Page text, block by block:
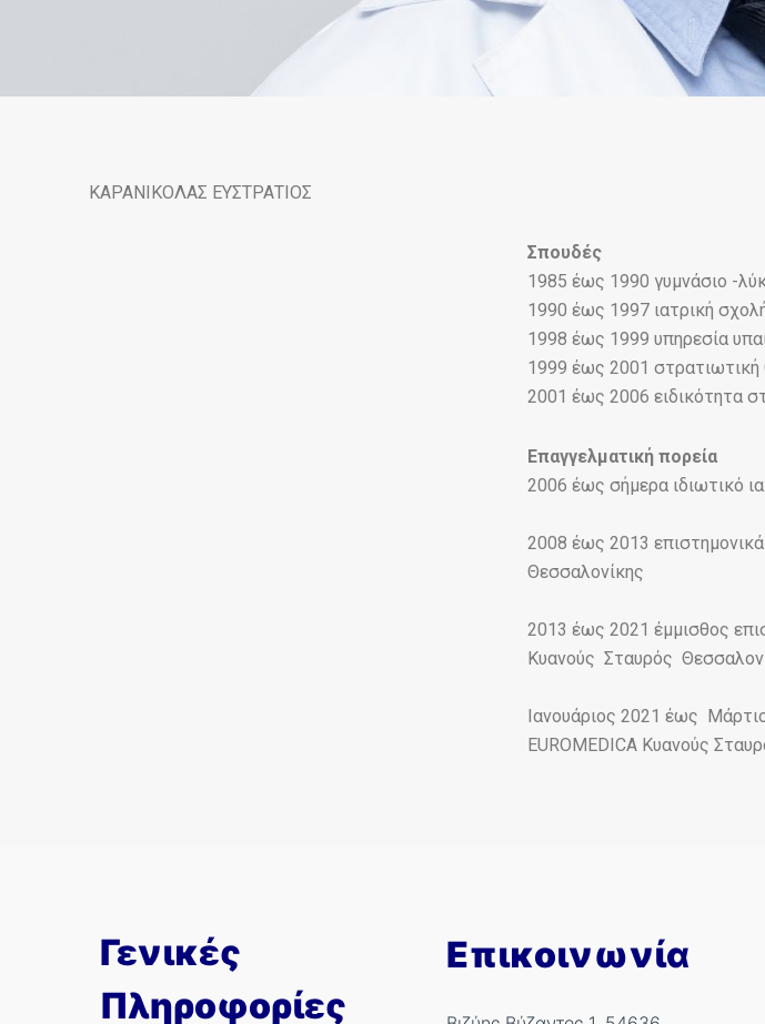
ΚΑΡΑΝΙΚΟΛΑΣ ΕΥΣΤΡΑΤΙΟΣ
Σπουδές
1985 έως 1990 γυμνάσιο -
1990 έως 1997 ιατρική
1998 έως 1999 υπηρεσία
1999 έως 2001 στρατιωτική
2001 έως 2006 ειδικότητα
Επαγγελματική πορεία
2006 έως σήμερα ιδιωτικό
2008 έως 2013
Θεσσαλονίκης
2013 έως 2021 έμμισθος
Κυανούς Σταυρός
Ιανουάριος 2021 έως
EUROMEDICA Κυανούς
Γενικές
Πληροφορίες
Επικοινωνία